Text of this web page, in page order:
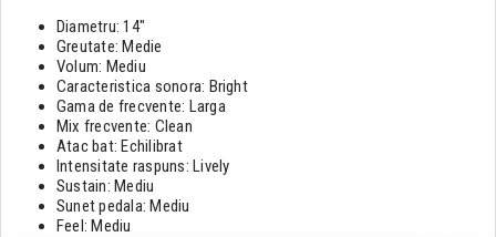
Diametru: 14"
Greutate: Medie
Volum: Mediu
Caracteristica sonora: Bright
Gama de frecvente: Larga
Mix frecvente: Clean
Atac bat: Echilibrat
Intensitate raspuns: Lively
Sustain: Mediu
Sunet pedala: Mediu
Feel: Mediu